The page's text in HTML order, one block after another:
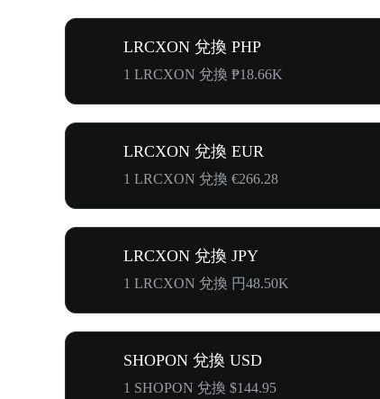
LRCXON 兌換 PHP
1 LRCXON 兌換 ₱18.66K
LRCXON 兌換 EUR
1 LRCXON 兌換 €266.28
LRCXON 兌換 JPY
1 LRCXON 兌換 円48.50K
SHOPON 兌換 USD
1 SHOPON 兌換 $144.95